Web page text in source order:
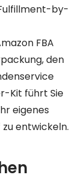
by-
FBA
den
Kit führt Sie
eigenes
entwickeln.